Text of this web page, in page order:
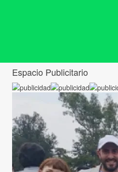
Espacio Publicitario